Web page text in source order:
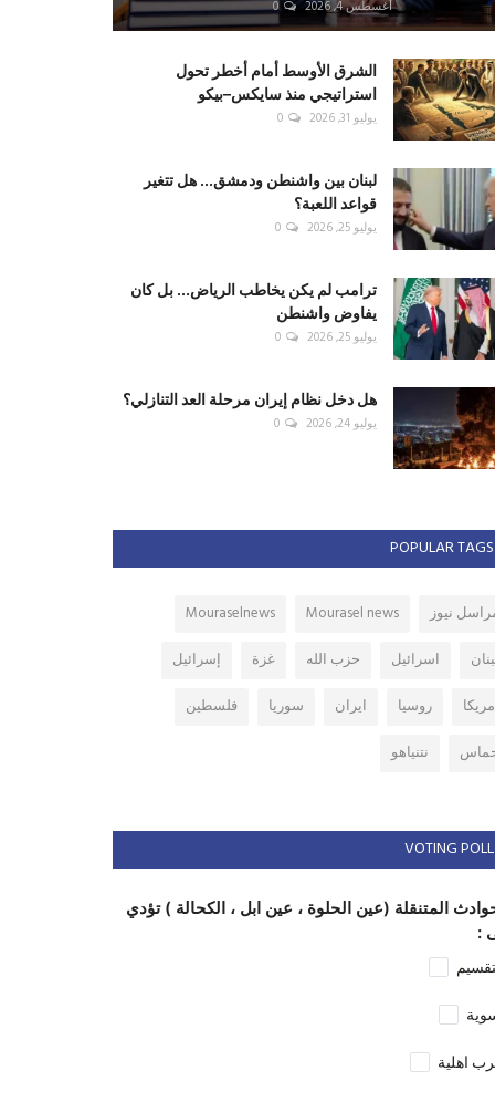
أغسطس 4, 2026 0
الشرق الأوسط أمام أخطر تحول
استراتيجي منذ سايكس–بيكو
يوليو 31, 2026 0
لبنان بين واشنطن ودمشق... هل تتغير
قواعد اللعبة؟
يوليو 25, 2026 0
ترامب لم يكن يخاطب الرياض... بل كان
يفاوض واشنطن
يوليو 25, 2026 0
هل دخل نظام إيران مرحلة العد التنازلي؟
يوليو 24, 2026 0
POPULAR TAGS
نيوز Mourasel news
Mouraselnews
اسرائيل حزب الله غزة
إسرائيل
روسيا ايران سوريا
فلسطين
نتنياهو
VOTING POLL
المتنقلة (عين الحلوة ، عين ابل ، الكحالة ) تؤدي
:
اهلية